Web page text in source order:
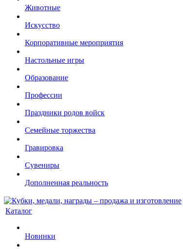
Животные
Искусство
Корпоративные мероприятия
Настольные игры
Образование
Профессии
Праздники родов войск
Семейные торжества
Гравировка
Сувениры
Дополненная реальность
Каталог
Новинки